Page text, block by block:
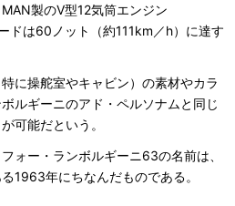
製のV型12気筒エンジン
ドは60ノット（約111km／h）に達す
に操舵室やキャビン）の素材やカラ
ルギーニのアド・ペルソナムと同じ
可能だという。
ォー・ランボルギーニ63の名前は、
1963年にちなんだものである。